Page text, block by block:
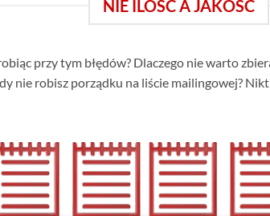
NIE ILOŚĆ A JAKOŚĆ
przy tym błędów? Dlaczego nie warto
nie robisz porządku na liście mailingowej?